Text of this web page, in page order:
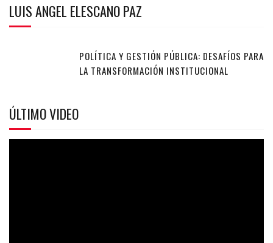
LUIS ANGEL ELESCANO PAZ
POLÍTICA Y GESTIÓN PÚBLICA: DESAFÍOS PARA
LA TRANSFORMACIÓN INSTITUCIONAL
ÚLTIMO VIDEO